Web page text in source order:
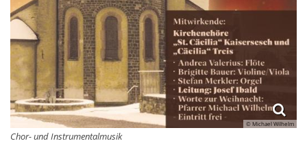
© Michael Wilhelm
Chor- und Instrumentalmusik